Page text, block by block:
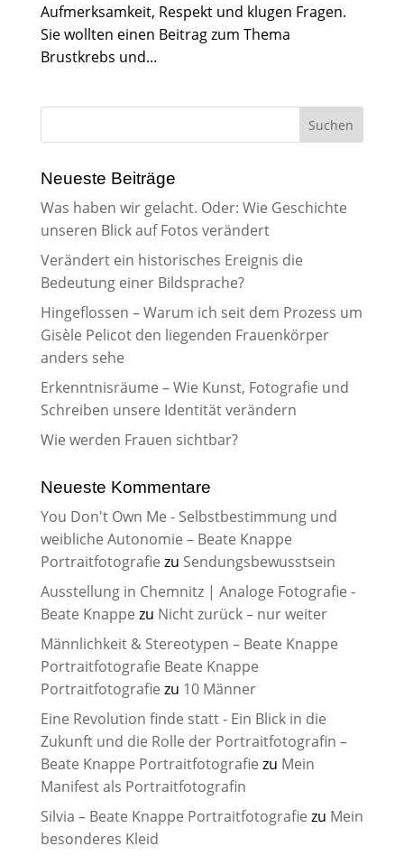
Aufmerksamkeit, Respekt und klugen Fragen.
Sie wollten einen Beitrag zum Thema
Brustkrebs und...
Neueste Beiträge
Was haben wir gelacht. Oder: Wie Geschichte
unseren Blick auf Fotos verändert
Verändert ein historisches Ereignis die
Bedeutung einer Bildsprache?
Hingeflossen – Warum ich seit dem Prozess um
Gisèle Pelicot den liegenden Frauenkörper
anders sehe
Erkenntnisräume – Wie Kunst, Fotografie und
Schreiben unsere Identität verändern
Wie werden Frauen sichtbar?
Neueste Kommentare
You Don't Own Me - Selbstbestimmung und
weibliche Autonomie – Beate Knappe
Portraitfotografie zu Sendungsbewusstsein
Ausstellung in Chemnitz | Analoge Fotografie -
Beate Knappe zu Nicht zurück – nur weiter
Männlichkeit & Stereotypen – Beate Knappe
Portraitfotografie Beate Knappe
Portraitfotografie zu 10 Männer
Eine Revolution finde statt - Ein Blick in die
Zukunft und die Rolle der Portraitfotografin –
Beate Knappe Portraitfotografie zu Mein
Manifest als Portraitfotografin
Silvia – Beate Knappe Portraitfotografie zu Mein
besonderes Kleid